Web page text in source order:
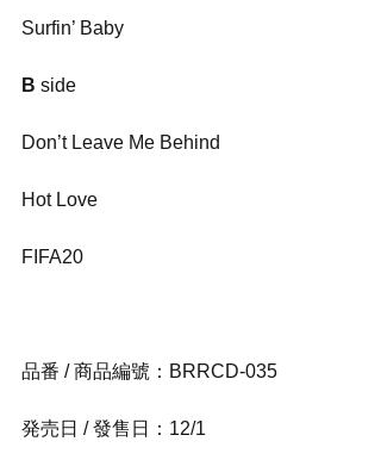
Surfin’ Baby
B side
Don’t Leave Me Behind
Hot Love
FIFA20
品番 / 商品編號：BRRCD-035
発売日 / 發售日：12/1